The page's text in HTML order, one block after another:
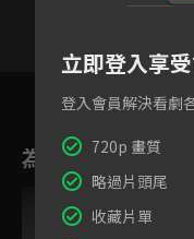
26
為您推薦
立即登入享
登入會員解決看劇
720p 畫質
略過片頭尾
收藏片單